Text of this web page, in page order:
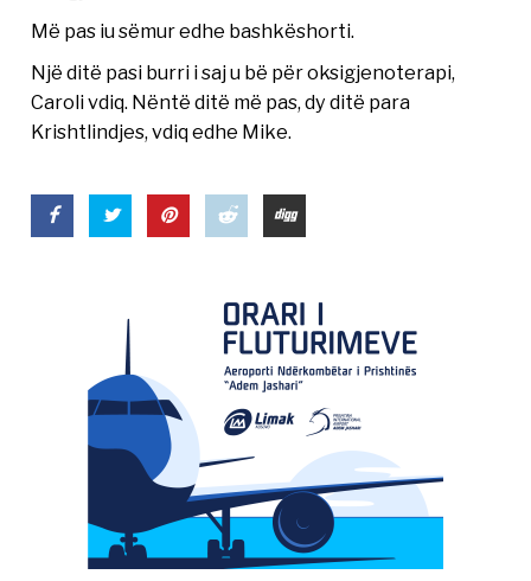
Më pas iu sëmur edhe bashkëshorti.
Një ditë pasi burri i saj u bë për oksigjenoterapi,
Caroli vdiq. Nëntë ditë më pas, dy ditë para
Krishtlindjes, vdiq edhe Mike.